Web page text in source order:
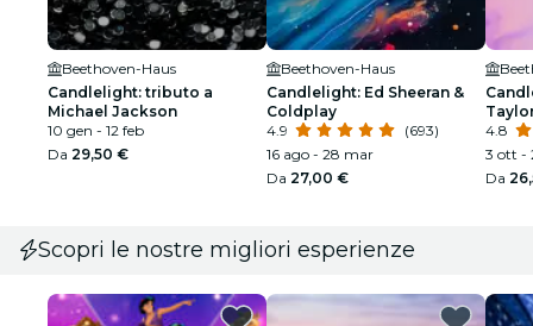
Beethoven-Haus
Candlelight: tributo a
Michael Jackson
10 gen - 12 feb
Da 29,50 €
Beethoven-Haus
Candlelight: Ed Sheeran &
Coldplay
4.9
(693)
16 ago - 28 mar
Da 27,00 €
4.8
3 ott -
Da
Scopri le nostre migliori esperienze